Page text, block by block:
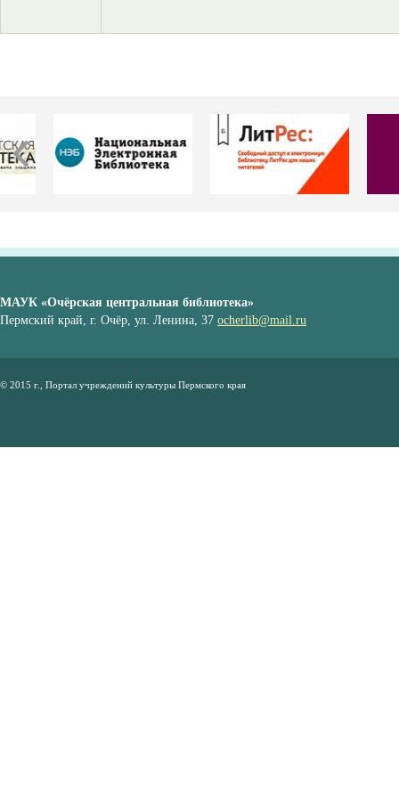
МАУК «Очёрская центральная библиотека»
Пермский край, г. Очёр, ул. Ленина, 37 ocherlib@mail.ru
© 2015 г., Портал учреждений культуры Пермского края